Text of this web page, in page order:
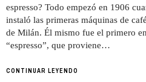
espresso? Todo empezó en 1906
instaló las primeras máquinas de
de Milán. Él mismo fue el primero
“espresso”, que proviene…
CONTINUAR LEYENDO